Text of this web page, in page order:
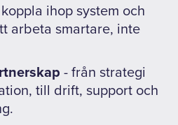
ihop system och
arbeta smartare, inte
- från strategi
till drift, support och